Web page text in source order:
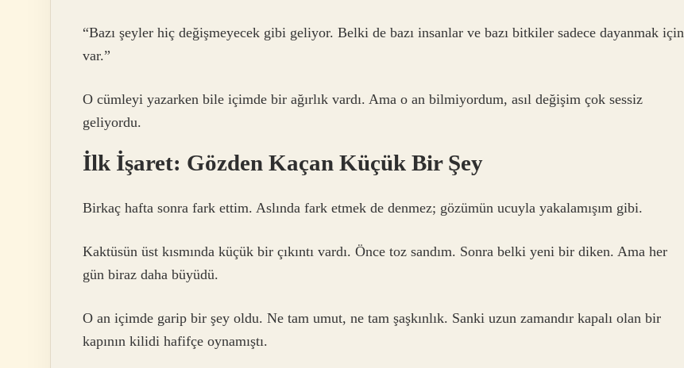
“Bazı şeyler hiç değişmeyecek gibi geliyor. Belki de bazı insanlar ve bazı bitkiler sadece dayanmak için
var.”
O cümleyi yazarken bile içimde bir ağırlık vardı. Ama o an bilmiyordum, asıl değişim çok sessiz
geliyordu.
İlk İşaret: Gözden Kaçan Küçük Bir Şey
Birkaç hafta sonra fark ettim. Aslında fark etmek de denmez; gözümün ucuyla yakalamışım gibi.
Kaktüsün üst kısmında küçük bir çıkıntı vardı. Önce toz sandım. Sonra belki yeni bir diken. Ama her
gün biraz daha büyüdü.
O an içimde garip bir şey oldu. Ne tam umut, ne tam şaşkınlık. Sanki uzun zamandır kapalı olan bir
kapının kilidi hafifçe oynamıştı.